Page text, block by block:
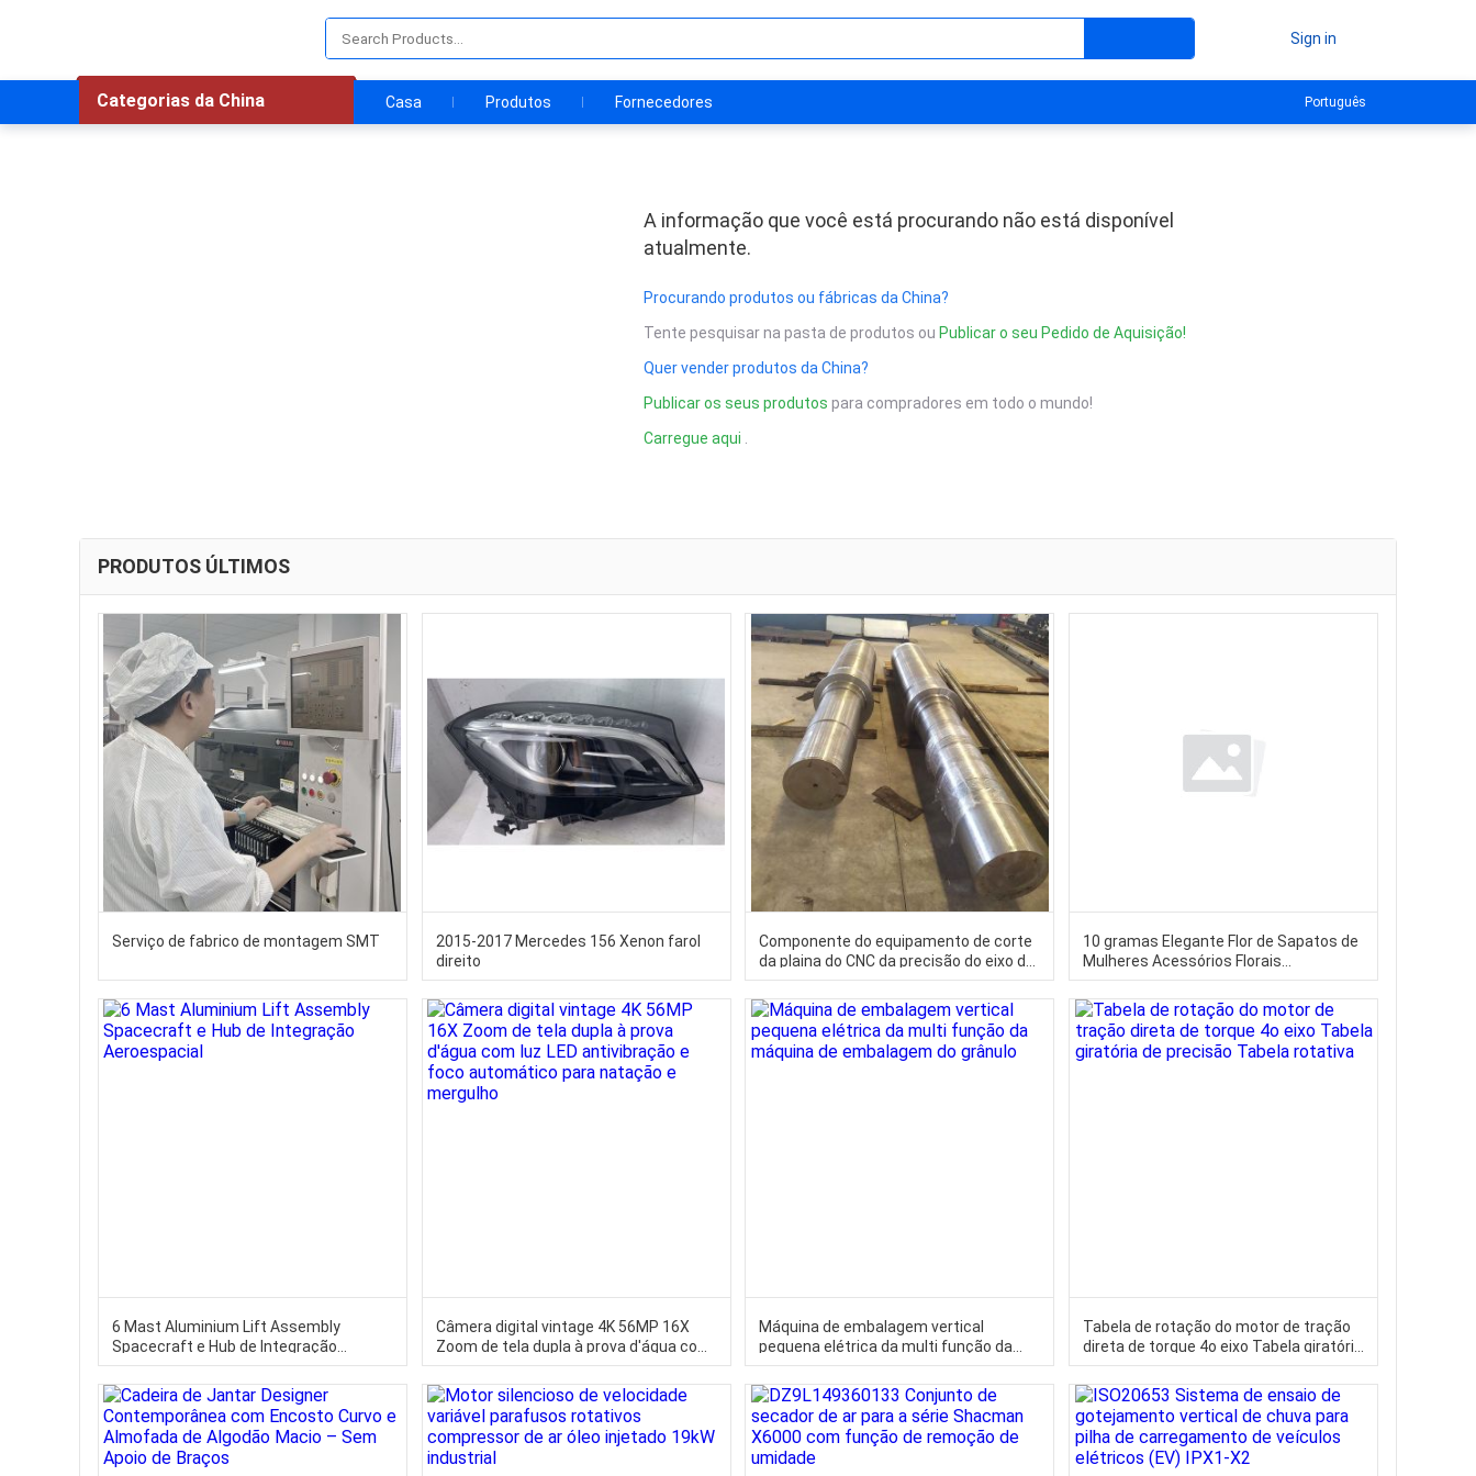
Sign in
Categorias da China Casa Produtos Fornecedores Português
A informação que você está procurando não está disponível
atualmente.
Procurando produtos ou fábricas da China?
Tente pesquisar na pasta de produtos ou Publicar o seu Pedido de Aquisição!
Quer vender produtos da China?
Publicar os seus produtos para compradores em todo o mundo!
Carregue aqui
PRODUTOS ÚLTIMOS
Serviço de fabrico de montagem SMT
2015-2017 Mercedes 156 Xenon farol
direito
Componente do equipamento de corte
da plaina do CNC da precisão do eixo do
cortador do woodworking 10mm-
1000mm
10 gramas Elegante Flor de Sapatos de
Mulheres Acessórios Florais
Decorativos Perfeitos para Adicionar
Elegança e Estilo aos Sapatos de
Mulheres
6 Mast Aluminium Lift Assembly
Spacecraft e Hub de Integração
Aeroespacial
Câmera digital vintage 4K 56MP 16X
Zoom de tela dupla à prova d'água com
luz LED antivibração e foco automático
para natação e mergulho
Máquina de embalagem vertical
pequena elétrica da multi função da
máquina de embalagem do grânulo
Tabela de rotação do motor de tração
direta de torque 4o eixo Tabela giratória
de precisão Tabela rotativa